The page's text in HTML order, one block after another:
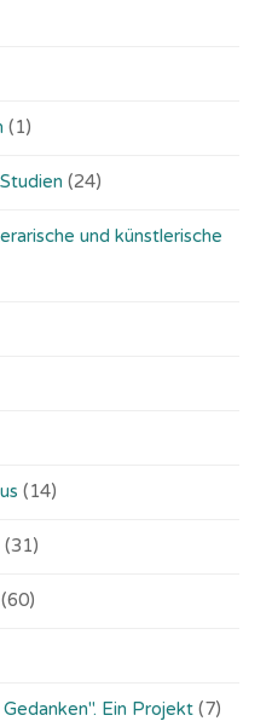
(1)
(24)
und künstlerische
(14)
(31)
(60)
Ein Projekt (7)